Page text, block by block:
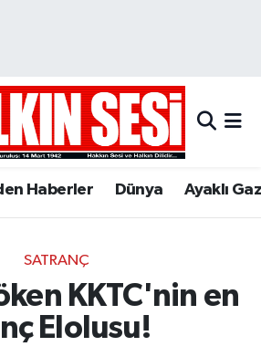
Haberler Dünya Ayaklı
SATRANÇ
KKTC'nin en
Elolusu!